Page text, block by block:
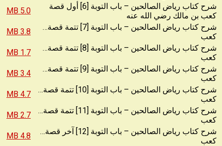
شرح كتاب رياض الصالحين – باب التوبة [6] أول قصة
كعب بن مالك رضي الله عنه
5.0 MB
…شرح كتاب رياض الصالحين – باب التوبة [7] تتمة قصة
كعب
3.8 MB
…شرح كتاب رياض الصالحين – باب التوبة [8] تتمة قصة
كعب
1.7 MB
…شرح كتاب رياض الصالحين – باب التوبة [9] تتمة قصة
كعب
3.4 MB
…شرح كتاب رياض الصالحين – باب التوبة [10] تتمة قصة
كعب
4.7 MB
…شرح كتاب رياض الصالحين – باب التوبة [11] تتمة قصة
كعب
2.7 MB
…شرح كتاب رياض الصالحين – باب التوبة [12] آخر قصة
كعب
4.8 MB